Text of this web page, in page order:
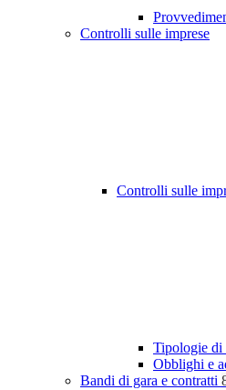
Controlli sulle imprese
Controlli sulle
Tipologie di
Obblighi e
Bandi di gara e contratti